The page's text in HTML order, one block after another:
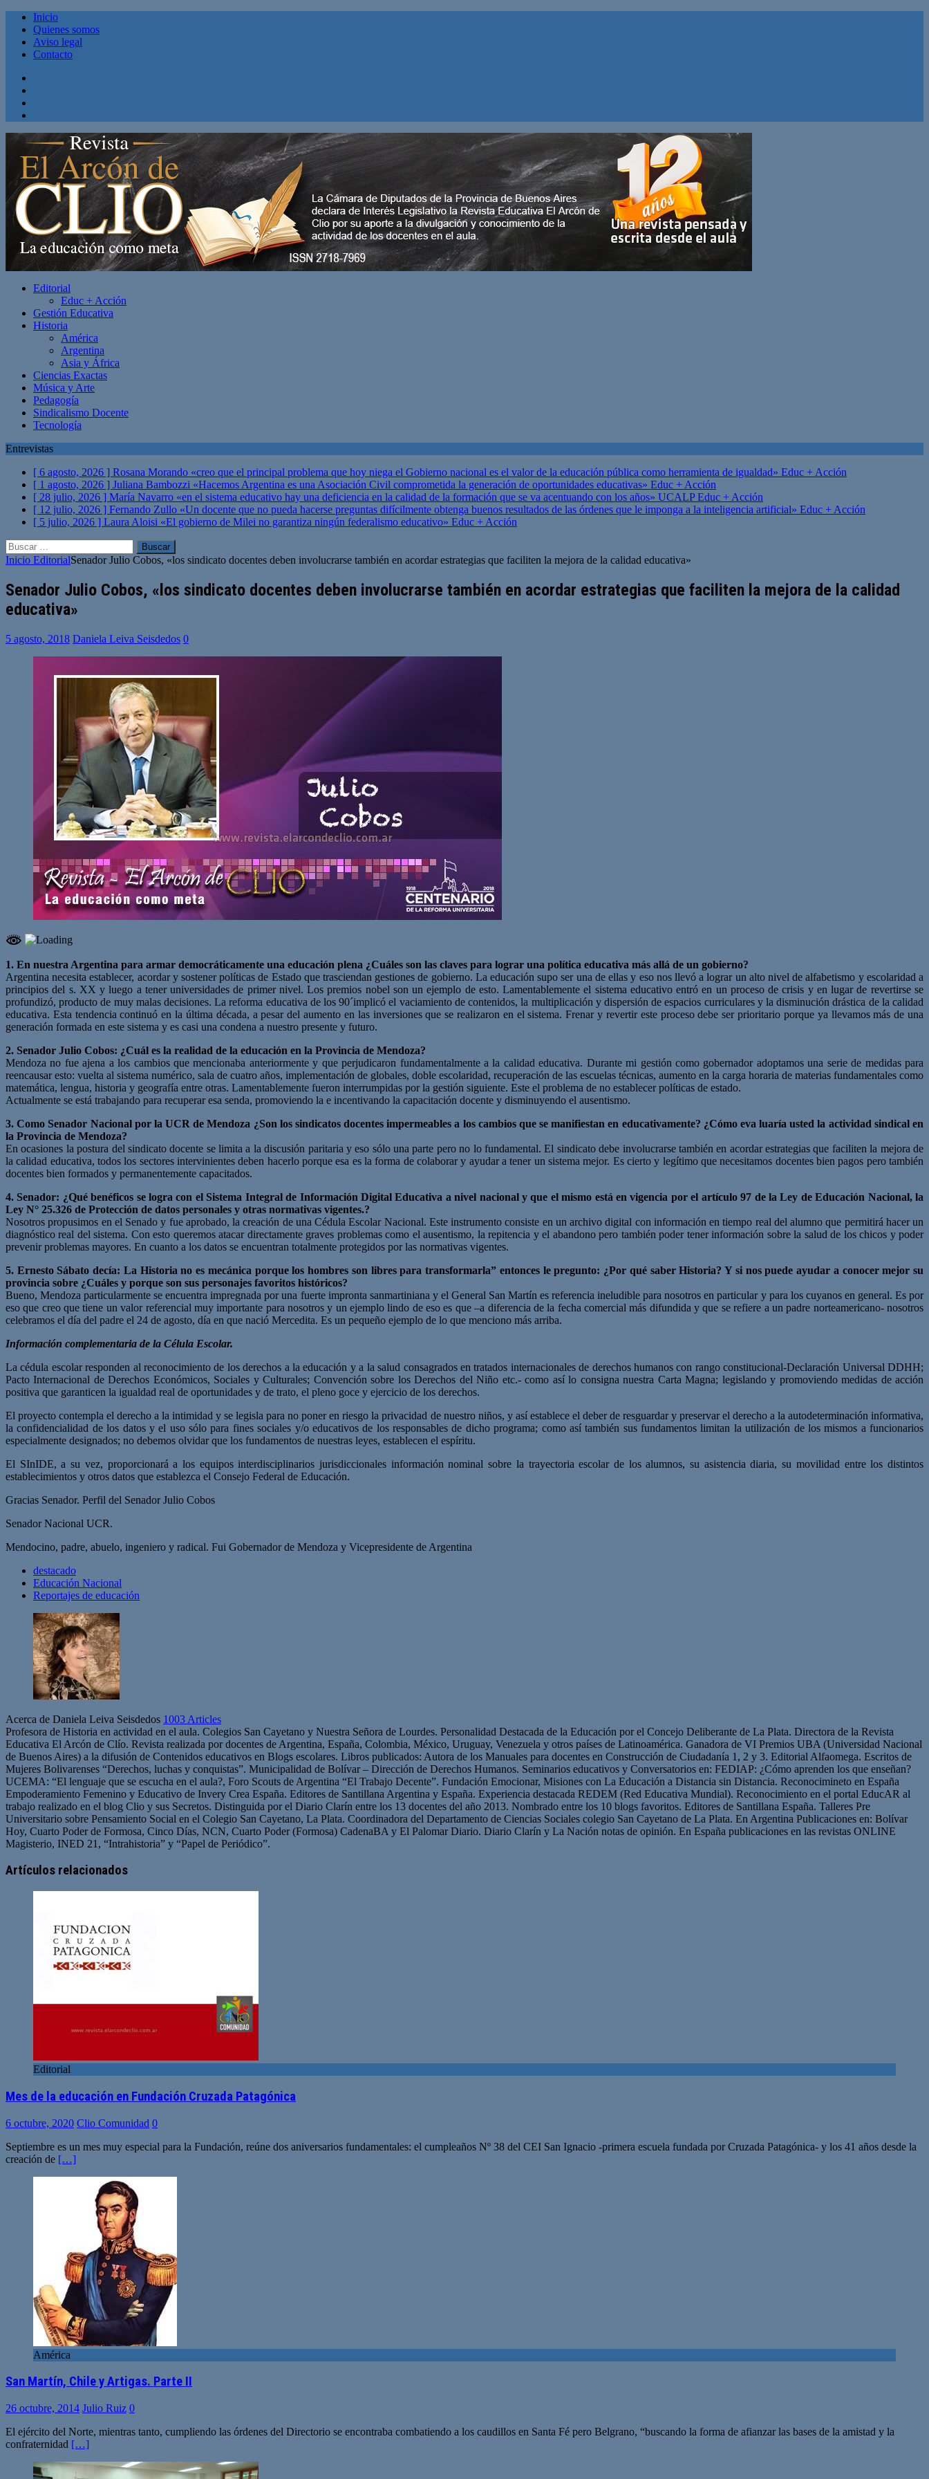
Inicio
Quienes somos
Aviso legal
Contacto
Editorial
Educ + Acción
Gestión Educativa
Historia
América
Argentina
Asia y África
Ciencias Exactas
Música y Arte
Pedagogía
Sindicalismo Docente
Tecnología
Entrevistas
[ 6 agosto, 2026 ] Rosana Morando «creo que el principal problema que hoy niega el Gobierno nacional es el valor de la educación pública como herramienta de igualdad» Educ + Acción
[ 1 agosto, 2026 ] Juliana Bambozzi «Hacemos Argentina es una Asociación Civil comprometida la generación de oportunidades educativas» Educ + Acción
[ 28 julio, 2026 ] María Navarro «en el sistema educativo hay una deficiencia en la calidad de la formación que se va acentuando con los años» UCALPEduc + Acción
[ 12 julio, 2026 ] Fernando Zullo «Un docente que no pueda hacerse preguntas difícilmente obtenga buenos resultados de las órdenes que le imponga a la inteligencia artificial» Educ + Acción
[ 5 julio, 2026 ] Laura Aloisi «El gobierno de Milei no garantiza ningún federalismo educativo» Educ + Acción
Buscar:
Inicio EditorialSenador Julio Cobos, «los sindicato docentes deben involucrarse también en acordar estrategias que faciliten la mejora de la calidad educativa»
Senador Julio Cobos, «los sindicato docentes deben involucrarse también en acordar estrategias que faciliten la mejora de la calidad
educativa»
5 agosto, 2018 Daniela Leiva Seisdedos 0
1. En nuestra Argentina para armar democráticamente una educación plena ¿Cuáles son las claves para lograr una política educativa más allá de un gobierno?
Argentina necesita establecer, acordar y sostener políticas de Estado que trasciendan gestiones de gobierno. La educación supo ser una de ellas y eso nos llevó a lograr un alto nivel de alfabetismo y escolaridad a
principios del s. XX y luego a tener universidades de primer nivel. Los premios nobel son un ejemplo de esto. Lamentablemente el sistema educativo entró en un proceso de crisis y en lugar de revertirse se
profundizó, producto de muy malas decisiones. La reforma educativa de los 90´implicó el vaciamiento de contenidos, la multiplicación y dispersión de espacios curriculares y la disminución drástica de la calidad
educativa. Esta tendencia continuó en la última década, a pesar del aumento en las inversiones que se realizaron en el sistema. Frenar y revertir este proceso debe ser prioritario porque ya llevamos más de una
generación formada en este sistema y es casi una condena a nuestro presente y futuro.
2. Senador Julio Cobos: ¿Cuál es la realidad de la educación en la Provincia de Mendoza?
Mendoza no fue ajena a los cambios que mencionaba anteriormente y que perjudicaron fundamentalmente a la calidad educativa. Durante mi gestión como gobernador adoptamos una serie de medidas para
reencausar esto: vuelta al sistema numérico, sala de cuatro años, implementación de globales, doble escolaridad, recuperación de las escuelas técnicas, aumento en la carga horaria de materias fundamentales como
matemática, lengua, historia y geografía entre otras. Lamentablemente fueron interrumpidas por la gestión siguiente. Este el problema de no establecer políticas de estado.
Actualmente se está trabajando para recuperar esa senda, promoviendo la e incentivando la capacitación docente y disminuyendo el ausentismo.
3. Como Senador Nacional por la UCR de Mendoza ¿Son los sindicatos docentes impermeables a los cambios que se manifiestan en educativamente? ¿Cómo eva luaría usted la actividad sindical en
la Provincia de Mendoza?
En ocasiones la postura del sindicato docente se limita a la discusión paritaria y eso sólo una parte pero no lo fundamental. El sindicato debe involucrarse también en acordar estrategias que faciliten la mejora de
la calidad educativa, todos los sectores intervinientes deben hacerlo porque esa es la forma de colaborar y ayudar a tener un sistema mejor. Es cierto y legítimo que necesitamos docentes bien pagos pero también
docentes bien formados y permanentemente capacitados.
4. Senador: ¿Qué benéficos se logra con el Sistema Integral de Información Digital Educativa a nivel nacional y que el mismo está en vigencia por el artículo 97 de la Ley de Educación Nacional, la
Ley N° 25.326 de Protección de datos personales y otras normativas vigentes.?
Nosotros propusimos en el Senado y fue aprobado, la creación de una Cédula Escolar Nacional. Este instrumento consiste en un archivo digital con información en tiempo real del alumno que permitirá hacer un
diagnóstico real del sistema. Con esto queremos atacar directamente graves problemas como el ausentismo, la repitencia y el abandono pero también poder tener información sobre la salud de los chicos y poder
prevenir problemas mayores. En cuanto a los datos se encuentran totalmente protegidos por las normativas vigentes.
5. Ernesto Sábato decía: La Historia no es mecánica porque los hombres son libres para transformarla” entonces le pregunto: ¿Por qué saber Historia? Y si nos puede ayudar a conocer mejor su
provincia sobre ¿Cuáles y porque son sus personajes favoritos históricos?
Bueno, Mendoza particularmente se encuentra impregnada por una fuerte impronta sanmartiniana y el General San Martín es referencia ineludible para nosotros en particular y para los cuyanos en general. Es por
eso que creo que tiene un valor referencial muy importante para nosotros y un ejemplo lindo de eso es que –a diferencia de la fecha comercial más difundida y que se refiere a un padre norteamericano- nosotros
celebramos el día del padre el 24 de agosto, día en que nació Mercedita. Es un pequeño ejemplo de lo que menciono más arriba.
Información complementaria de la Célula Escolar.
La cédula escolar responden al reconocimiento de los derechos a la educación y a la salud consagrados en tratados internacionales de derechos humanos con rango constitucional-Declaración Universal DDHH;
Pacto Internacional de Derechos Económicos, Sociales y Culturales; Convención sobre los Derechos del Niño etc.- como así lo consigna nuestra Carta Magna; legislando y promoviendo medidas de acción
positiva que garanticen la igualdad real de oportunidades y de trato, el pleno goce y ejercicio de los derechos.
El proyecto contempla el derecho a la intimidad y se legisla para no poner en riesgo la privacidad de nuestro niños, y así establece el deber de resguardar y preservar el derecho a la autodeterminación informativa,
la confidencialidad de los datos y el uso sólo para fines sociales y/o educativos de los responsables de dicho programa; como así también sus fundamentos limitan la utilización de los mismos a funcionarios
especialmente designados; no debemos olvidar que los fundamentos de nuestras leyes, establecen el espíritu.
El SInIDE, a su vez, proporcionará a los equipos interdisciplinarios jurisdiccionales información nominal sobre la trayectoria escolar de los alumnos, su asistencia diaria, su movilidad entre los distintos
establecimientos y otros datos que establezca el Consejo Federal de Educación.
Gracias Senador. Perfil del Senador Julio Cobos
Senador Nacional UCR.
Mendocino, padre, abuelo, ingeniero y radical. Fui Gobernador de Mendoza y Vicepresidente de Argentina
destacado
Educación Nacional
Reportajes de educación
Acerca de Daniela Leiva Seisdedos 1003 Articles
Profesora de Historia en actividad en el aula. Colegios San Cayetano y Nuestra Señora de Lourdes. Personalidad Destacada de la Educación por el Concejo Deliberante de La Plata. Directora de la Revista
Educativa El Arcón de Clío. Revista realizada por docentes de Argentina, España, Colombia, México, Uruguay, Venezuela y otros países de Latinoamérica. Ganadora de VI Premios UBA (Universidad Nacional
de Buenos Aires) a la difusión de Contenidos educativos en Blogs escolares. Libros publicados: Autora de los Manuales para docentes en Construcción de Ciudadanía 1, 2 y 3. Editorial Alfaomega. Escritos de
Mujeres Bolivarenses “Derechos, luchas y conquistas”. Municipalidad de Bolívar – Dirección de Derechos Humanos. Seminarios educativos y Conversatorios en: FEDIAP: ¿Cómo aprenden los que enseñan?
UCEMA: “El lenguaje que se escucha en el aula?, Foro Scouts de Argentina “El Trabajo Decente”. Fundación Emocionar, Misiones con La Educación a Distancia sin Distancia. Reconocimineto en España
Empoderamiento Femenino y Educativo de Invery Crea España. Editores de Santillana Argentina y España. Experiencia destacada REDEM (Red Educativa Mundial). Reconocimiento en el portal EducAR al
trabajo realizado en el blog Clio y sus Secretos. Distinguida por el Diario Clarín entre los 13 docentes del año 2013. Nombrado entre los 10 blogs favoritos. Editores de Santillana España. Talleres Pre
Universitario sobre Pensamiento Social en el Colegio San Cayetano, La Plata. Coordinadora del Departamento de Ciencias Sociales colegio San Cayetano de La Plata. En Argentina Publicaciones en: Bolívar
Hoy, Cuarto Poder de Formosa, Cinco Días, NCN, Cuarto Poder (Formosa) CadenaBA y El Palomar Diario. Diario Clarín y La Nación notas de opinión. En España publicaciones en las revistas ONLINE
Magisterio, INED 21, “Intrahistoria” y “Papel de Periódico”.
web
Artículos relacionados
Editorial
Mes de la educación en Fundación Cruzada Patagónica
6 octubre, 2020 Clio Comunidad 0
Septiembre es un mes muy especial para la Fundación, reúne dos aniversarios fundamentales: el cumpleaños Nº 38 del CEI San Ignacio -primera escuela fundada por Cruzada Patagónica- y los 41 años desde la
creación de […]
América
San Martín, Chile y Artigas. Parte II
26 octubre, 2014 Julio Ruiz 0
El ejército del Norte, mientras tanto, cumpliendo las órdenes del Directorio se encontraba combatiendo a los caudillos en Santa Fé pero Belgrano, “buscando la forma de afianzar las bases de la amistad y la
confraternidad […]